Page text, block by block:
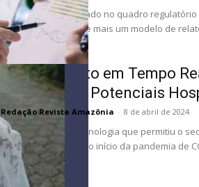
A Europa tem avançado no quadro
lançou recentemente mais um modelo de
Rastreamento em Tempo
Mosquitos e Potenciais
Redação Revista Amazônia - 8 de abril de 2024
A revolucionária tecnologia que permitiu o
um tempo recorde, no início da pandemia de
no...